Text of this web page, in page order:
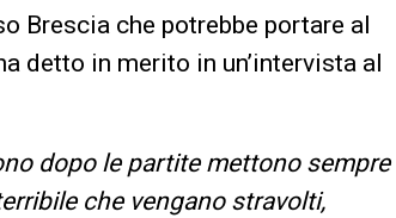
Brescia che potrebbe portare al
detto in merito in un’intervista al
dopo le partite mettono sempre
che vengano stravolti,